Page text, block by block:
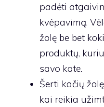
padėti
kvėpavimą.
žolę be bet
produktų,
savo kate.
Šerti kačių
kai reikia